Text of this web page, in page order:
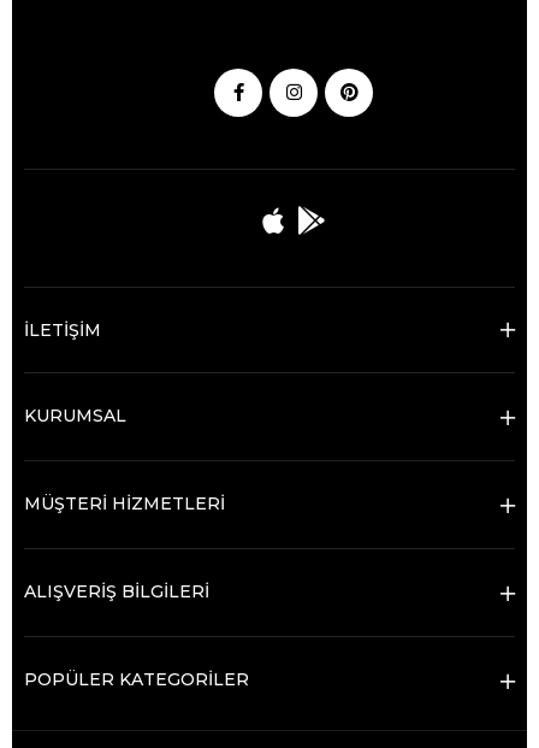
İLETİŞİM
KURUMSAL
MÜŞTERİ HİZMETLERİ
ALIŞVERİŞ BİLGİLERİ
POPÜLER KATEGORİLER